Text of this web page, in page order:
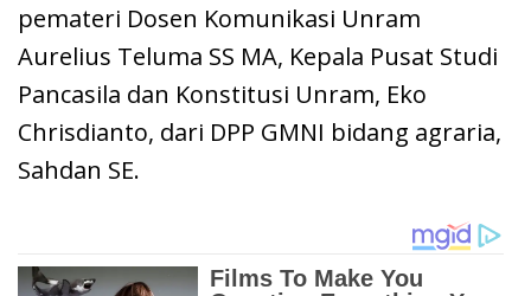
pemateri Dosen Komunikasi Unram
Aurelius Teluma SS MA, Kepala Pusat Studi
Pancasila dan Konstitusi Unram, Eko
Chrisdianto, dari DPP GMNI bidang agraria,
Sahdan SE.